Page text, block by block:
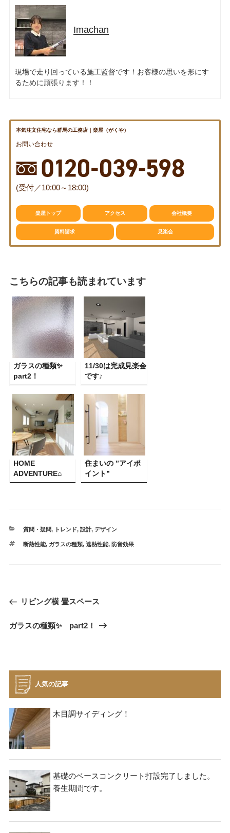
Imachan
現場で走り回っている施工監督です！お客様の思いを形にす
るために頑張ります！！
本気注文住宅なら群馬の工務店｜楽屋（がくや）
お問い合わせ
(受付／10:00～18:00)
楽屋トップ アクセス 会社概要
資料請求 見楽会
こちらの記事も読まれています
ガラスの種類✨
part2！
11/30は完成見楽会
です♪
HOME
ADVENTURE⌂
住まいの ”アイポ
イント”
カ
ゴ
質問・疑問, トレンド,設計,デザイン
タ
断熱性能, ガラスの種類,遮熱性能, 防音効果
ナ
シ
ョ
ン
過
の
リビング横 畳スペース
次
ガラスの種類✨ part2！
人気の記事
木目調サイディング！
基礎のベースコンクリート打設完了しました。
養生期間です。